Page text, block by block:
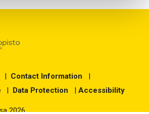
| Contact Information
|
| Data Protection | Accessibility
2026